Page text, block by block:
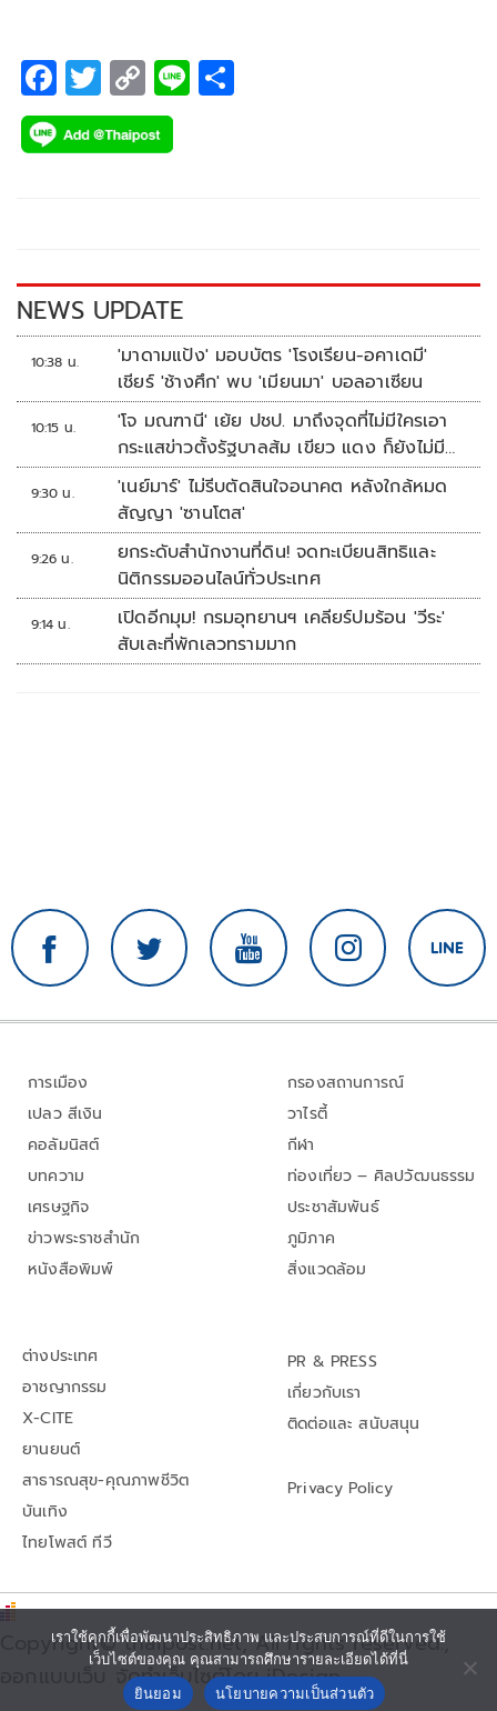
F
ac
e
k
T
wi
tt
C
o
p
k
Li
NEWS UPDATE
10:38 น.
'มาดามแป้ง' มอบบัตร 'โรงเรียน-อคาเดมี'
เชียร์ 'ช้างศึก' พบ 'เมียนมา' บอลอาเซียน
10:15 น.
'โจ มณฑานี' เย้ย ปชป. มาถึงจุดที่ไม่มีใครเอา
กระแสข่าวตั้งรัฐบาลส้ม เขียว แดง ก็ยังไม่มีฟ้า
เลย
9:30 น.
'เนย์มาร์' ไม่รีบตัดสินใจอนาคต หลังใกล้หมด
สัญญา 'ซานโตส'
9:26 น.
ยกระดับสำนักงานที่ดิน! จดทะเบียนสิทธิและ
นิติกรรมออนไลน์ทั่วประเทศ
9:14 น.
เปิดอีกมุม! กรมอุทยานฯ เคลียร์ปมร้อน 'วีระ'
สับเละที่พักเลวทรามมาก
การเมือง
เปลว สีเงิน
คอลัมนิสต์
บทความ
เศรษฐกิจ
ข่าวพระราชสำนัก
หนังสือพิมพ์
กรองสถานการณ์
วาไรตี้
กีฬา
ท่องเที่ยว – ศิลปวัฒนธรรม
ประชาสัมพันธ์
ภูมิภาค
สิ่งแวดล้อม
ต่างประเทศ
อาชญากรรม
X-CITE
ยานยนต์
สาธารณสุข-คุณภาพชีวิต
บันเทิง
ไทยโพสต์ ทีวี
PR & PRESS
เกี่ยวกับเรา
ติดต่อและ สนับสนุน
Privacy Policy
Copyright© thaipost.net, All rights reserved.,
ออกแบบเว็บ จัดทำเว็บไซต์โดย iDesign
เราใช้คุกกี้เพื่อพัฒนาประสิทธิภาพ และประสบการณ์ที่ดีในการใช้
เว็บไซต์ของคุณ คุณสามารถศึกษารายละเอียดได้ที่นี่
ยินยอม
นโยบายความเป็นส่วนตัว